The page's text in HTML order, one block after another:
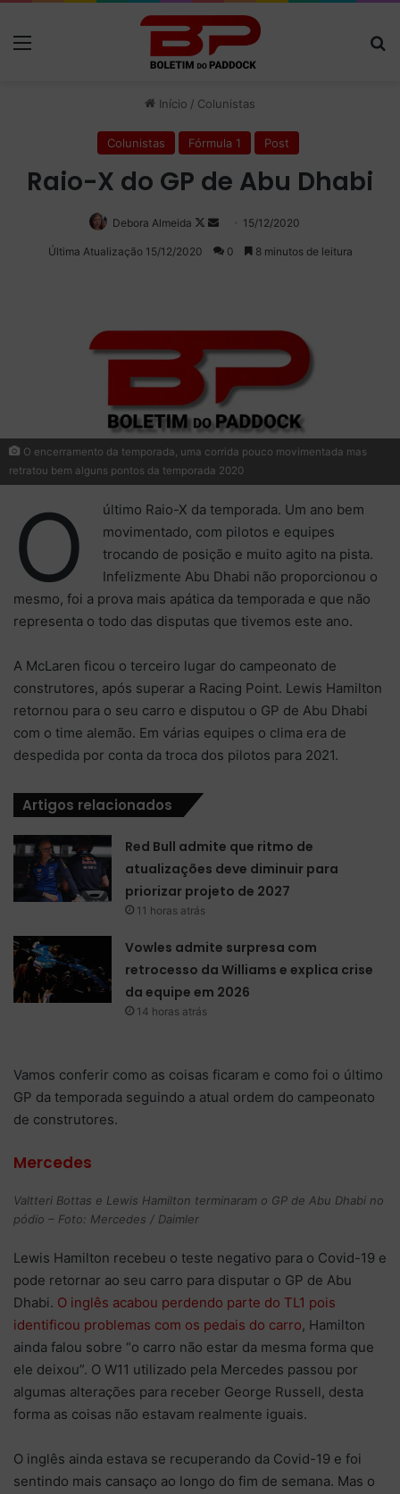
Início / Colunistas
Colunistas Fórmula 1 Post
Raio-X do GP de Abu Dhabi
Debora Almeida
Follow
on
Mande
um
15/12/2020
Última Atualização 15/12/2020 0 8 minutos de leitura
O encerramento da temporada, uma corrida pouco movimentada mas
retratou bem alguns pontos da temporada 2020
O
último Raio-X da temporada. Um ano bem
movimentado, com pilotos e equipes
trocando de posição e muito agito na pista.
Infelizmente Abu Dhabi não proporcionou o
mesmo, foi a prova mais apática da temporada e que não
representa o todo das disputas que tivemos este ano.
A McLaren ficou o terceiro lugar do campeonato de
construtores, após superar a Racing Point. Lewis Hamilton
retornou para o seu carro e disputou o GP de Abu Dhabi
com o time alemão. Em várias equipes o clima era de
despedida por conta da troca dos pilotos para 2021.
Artigos relacionados
Red Bull admite que ritmo de
atualizações deve diminuir para
priorizar projeto de 2027
11 horas atrás
Vowles admite surpresa com
retrocesso da Williams e explica crise
da equipe em 2026
14 horas atrás
Vamos conferir como as coisas ficaram e como foi o último
GP da temporada seguindo a atual ordem do campeonato
de construtores.
Mercedes
Valtteri Bottas e Lewis Hamilton terminaram o GP de Abu Dhabi no
pódio – Foto: Mercedes / Daimler
Lewis Hamilton recebeu o teste negativo para o Covid-19 e
pode retornar ao seu carro para disputar o GP de Abu
Dhabi. O inglês acabou perdendo parte do TL1 pois
identificou problemas com os pedais do carro, Hamilton
ainda falou sobre “o carro não estar da mesma forma que
ele deixou”. O W11 utilizado pela Mercedes passou por
algumas alterações para receber George Russell, desta
forma as coisas não estavam realmente iguais.
O inglês ainda estava se recuperando da Covid-19 e foi
sentindo mais cansaço ao longo do fim de semana. Mas o